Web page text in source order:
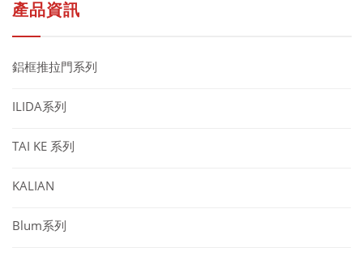
產品資訊
鋁框推拉門系列
ILIDA系列
TAI KE 系列
KALIAN
Blum系列